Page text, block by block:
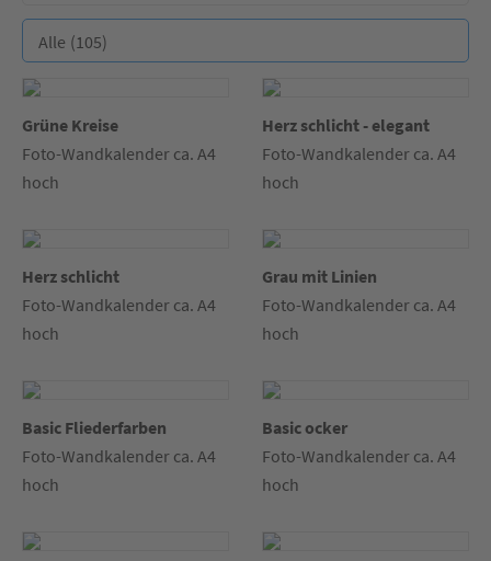
Grüne Kreise
Foto-Wandkalender ca. A4
hoch
Herz schlicht - elegant
Foto-Wandkalender ca. A4
hoch
Herz schlicht
Foto-Wandkalender ca. A4
hoch
Grau mit Linien
Foto-Wandkalender ca. A4
hoch
Basic Fliederfarben
Foto-Wandkalender ca. A4
hoch
Basic ocker
Foto-Wandkalender ca. A4
hoch